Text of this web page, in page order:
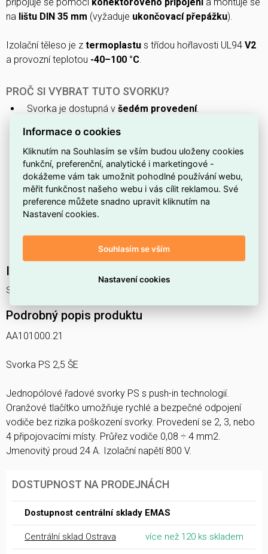
připojuje se pomocí konektorového připojení a montuje se
na lištu DIN 35 mm (vyžaduje ukončovací přepážku).
Izolační těleso je z termoplastu s třídou hořlavosti UL94 V2
a provozní teplotou -40–100 °C.
PROČ SI VYBRAT TUTO SVORKU?
Svorka je dostupná v šedém provedení.
Májedno patro pro zapojení.
Nabízí
2 připojovací místapro snadné propojení
vodičů.
Pro montáž je nutnáukončovací přepážka.
Umožňuje připojení pevného vodiče o průřezu
mm².
Svorka PS 2,5 ŠE
Podrobný popis produktu
AA101000.21
Svorka PS 2,5 ŠE
Jednopólové řadové svorky PS s push-in technologií.
Oranžové tlačítko umožňuje rychlé a bezpečné odpojení
vodiče bez rizika poškození svorky. Provedení se 2, 3, nebo
4 připojovacími místy. Průřez vodiče 0,08 ÷ 4 mm2.
Jmenovitý proud 24 A. Izolační napětí 800 V.
DOSTUPNOST NA PRODEJNÁCH
Dostupnost centrální sklady EMAS
Centrální sklad Ostrava více než 120 ks skladem
Informace o cookies
Kliknutím na Souhlasím se vším budou uloženy cookies
funkční, preferenční, analytické i marketingové -
dokážeme vám tak umožnit pohodlné používání webu,
měřit funkčnost našeho webu i vás cílit reklamou. Své
preference můžete snadno upravit kliknutím na
Nastavení cookies.
Souhlasím se vším
Nastavení cookies